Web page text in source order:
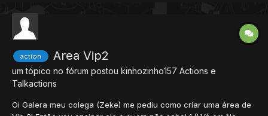
action Area Vip2
um tópico no fórum postou kinhozinho157 Actions e
Talkactions
Oi Galera meu colega (Zeke) me pediu como criar uma área de